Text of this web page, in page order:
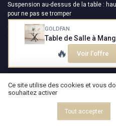
GOLDFAN
Table de Salle à
🔥 Voir l'offre
Suspension au-dessus de la table :
pour ne pas se tromper
Choisir une console en bois massif
de caractère
Design Magazine
Ce site utilise des cookies et vous
souhaitez activer
Tout accepter